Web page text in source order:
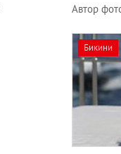
Автор
Бикини